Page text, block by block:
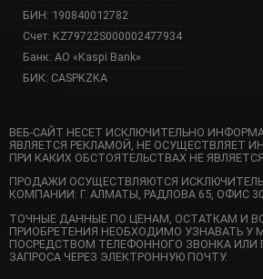
БИН: 190840012782
Счет: KZ79722S000002477934
Банк: АО «Kaspi Bank»
БИК: CASPKZKA
ВЕБ-САЙТ НЕСЕТ ИСКЛЮЧИТЕЛЬНО
ЯВЛЯЕТСЯ РЕКЛАМОЙ, НЕ ОСУЩЕСТВЛЯЕТ
ПРИ КАКИХ ОБСТОЯТЕЛЬСТВАХ НЕ
ПРОДАЖИ ОСУЩЕСТВЛЯЮТСЯ
КОМПАНИИ: Г. АЛМАТЫ, РАДЛОВА 65, ОФИС
ТОЧНЫЕ ДАННЫЕ ПО ЦЕНАМ, ОСТАТКАМ И
ПРИОБРЕТЕНИЯ НЕОБХОДИМО УЗНАВАТЬ У
ПОСРЕДСТВОМ ТЕЛЕФОННОГО ЗВОНКА ИЛИ
ЗАПРОСА ЧЕРЕЗ ЭЛЕКТРОННУЮ ПОЧТУ.